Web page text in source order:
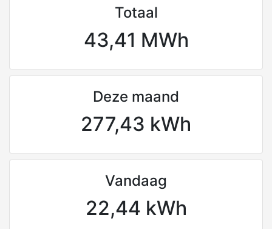
Totaal
43,41 MWh
Deze maand
277,43 kWh
Vandaag
22,44 kWh